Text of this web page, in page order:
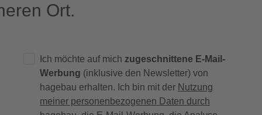
Ort.
Ich möchte auf mich zugeschnittene E-Mail-
Werbung (inklusive den Newsletter) von
hagebau erhalten. Ich bin mit der Nutzung
meiner personenbezogenen Daten durch